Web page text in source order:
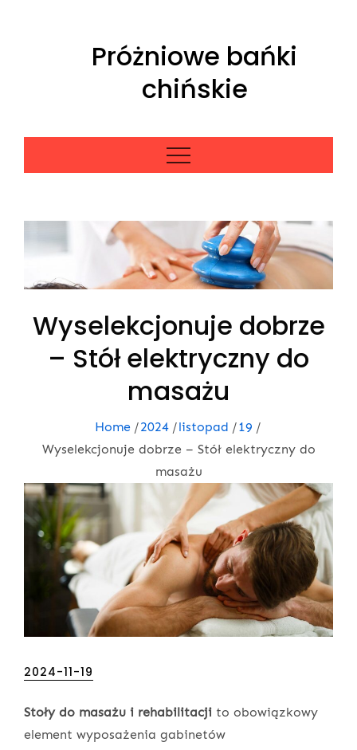
Próżniowe bańki
chińskie
Wyselekcjonuje dobrze
– Stół elektryczny do
masażu
Home 2024 listopad
19
Wyselekcjonuje dobrze – Stół elektryczny do
masażu
Posted
2024-11-19
Stoły do masażu i rehabilitacji to obowiązkowy
element wyposażenia gabinetów